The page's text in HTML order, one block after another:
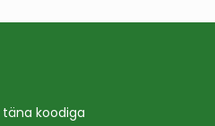
täna koodiga